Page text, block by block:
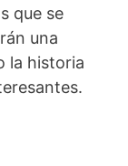
que se
una
la historia